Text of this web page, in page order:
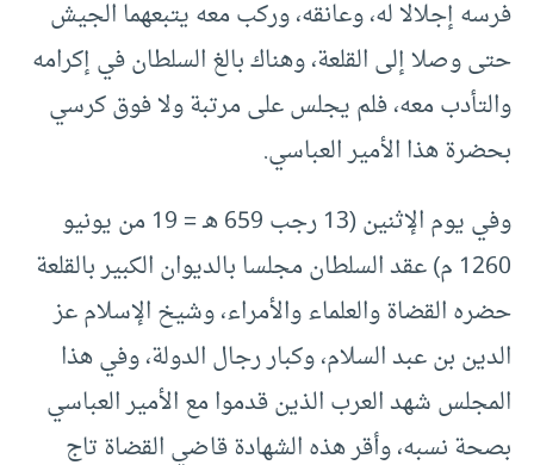
فرسه إجلالا له، وعانقه، وركب معه يتبعهما الجيش
حتى وصلا إلى القلعة، وهناك بالغ السلطان في إكرامه
والتأدب معه، فلم يجلس على مرتبة ولا فوق كرسي
بحضرة هذا الأمير العباسي.
وفي يوم الإثنين (13 رجب 659 هـ = 19 من يونيو
1260 م) عقد السلطان مجلسا بالديوان الكبير بالقلعة
حضره القضاة والعلماء والأمراء، وشيخ الإسلام عز
الدين بن عبد السلام، وكبار رجال الدولة، وفي هذا
المجلس شهد العرب الذين قدموا مع الأمير العباسي
بصحة نسبه، وأقر هذه الشهادة قاضي القضاة تاج